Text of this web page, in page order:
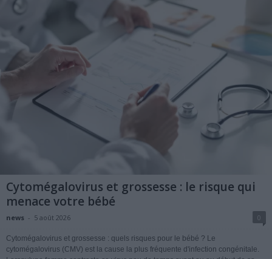
Cytomégalovirus et grossesse : le risque qui
menace votre bébé
news - 5 août 2026 0
Cytomégalovirus et grossesse : quels risques pour le bébé ? Le
cytomégalovirus (CMV) est la cause la plus fréquente d'infection congénitale.